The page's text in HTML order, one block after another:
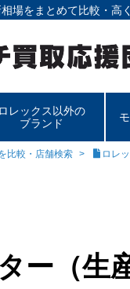
場をまとめて比較・高
ロレックス以外の
ブランド
比較・店舗検索 ロレ
ー（生